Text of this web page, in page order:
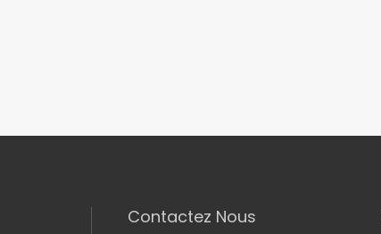
Contactez Nous